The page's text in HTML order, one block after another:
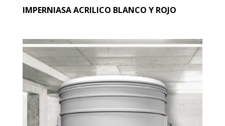
IMPERNIASA ACRILICO BLANCO Y ROJO